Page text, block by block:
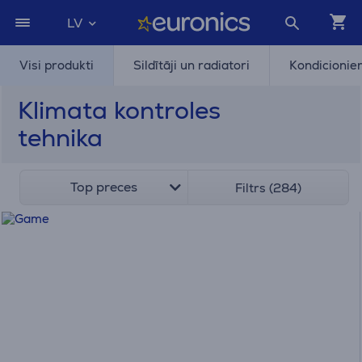
LV
Visi produkti Sildītāji un radiatori
Klimata kontroles
tehnika
Top preces Filtrs (284)